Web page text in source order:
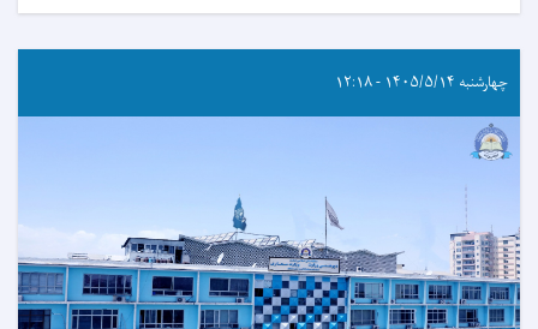
چهارشنبه ۱۴۰۵/۵/۱۴ - ۱۲:۱۸